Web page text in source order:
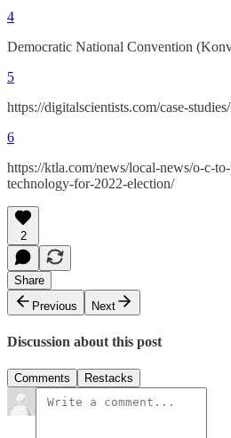
4
Democratic National Convention
5
https://digitalscientists.com/case-
6
https://ktla.com/news/local-news/o-c-
technology-for-2022-election/
2
Share
Previous
Next
Discussion about this post
Comments Restacks